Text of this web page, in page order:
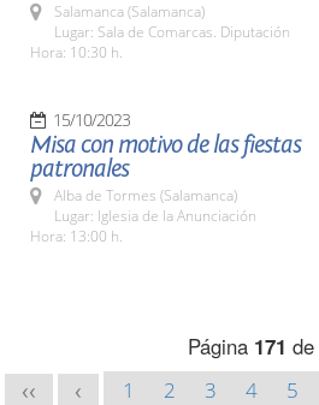
Salamanca (Salamanca)
Lugar: Sala de Comarcas. Diputación
Hora: 10:30 h.
15/10/2023
Misa con motivo de las fiestas
patronales
Alba de Tormes (Salamanca)
Lugar: Iglesia de la Anunciación
Hora: 13:00 h.
Página 171 de
<< < 1 2 3 4 5